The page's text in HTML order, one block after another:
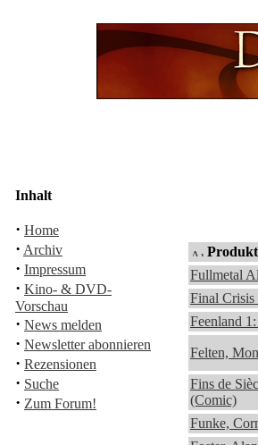
Inhalt
· Home
· Archiv
· Impressum
· Kino- & DVD-
Vorschau
· News melden
· Newsletter abonnieren
· Rezensionen
· Suche
· Zum Forum!
Fullmetal
Final
Feenland
Felten,
Fins de
(Comic)
Funke,